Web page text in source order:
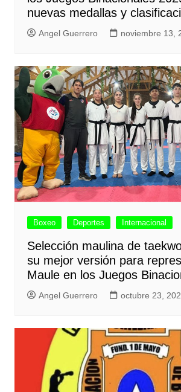
nuevas medallas y
Angel Guerrero noviembre 13,
Boxeo Deportes Internacional
Selección maulina de
su mejor versión para
Maule en los Juegos
Angel Guerrero octubre 23,